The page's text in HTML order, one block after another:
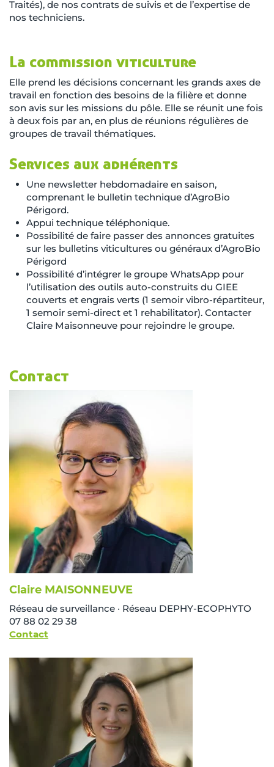
Traités), de nos contrats de suivis et de l’expertise de
nos techniciens.
La commission viticulture
Elle prend les décisions concernant les grands axes de
travail en fonction des besoins de la filière et donne
son avis sur les missions du pôle. Elle se réunit une fois
à deux fois par an, en plus de réunions régulières de
groupes de travail thématiques.
Services aux adhérents
Une newsletter hebdomadaire en saison,
comprenant le bulletin technique d’AgroBio
Périgord.
Appui technique téléphonique.
Possibilité de faire passer des annonces gratuites
sur les bulletins viticultures ou généraux d’AgroBio
Périgord
Possibilité d’intégrer le groupe WhatsApp pour
l’utilisation des outils auto-construits du GIEE
couverts et engrais verts (1 semoir vibro-répartiteur,
1 semoir semi-direct et 1 rehabilitator). Contacter
Claire Maisonneuve pour rejoindre le groupe.
Contact
Claire MAISONNEUVE
Réseau de surveillance · Réseau DEPHY-ECOPHYTO
07 88 02 29 38
Contact